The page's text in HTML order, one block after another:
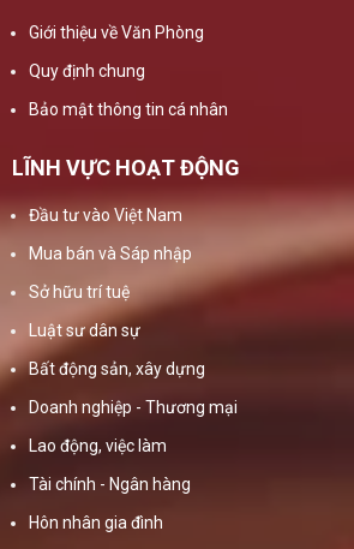
Giới thiệu về Văn Phòng
Quy định chung
Bảo mật thông tin cá nhân
LĨNH VỰC HOẠT ĐỘNG
Đầu tư vào Việt Nam
Mua bán và Sáp nhập
Sở hữu trí tuệ
Luật sư dân sự
Bất động sản, xây dựng
Doanh nghiệp - Thương mại
Lao động, việc làm
Tài chính - Ngân hàng
Hôn nhân gia đình